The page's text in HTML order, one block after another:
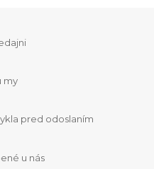
my
pred odoslaním
u nás